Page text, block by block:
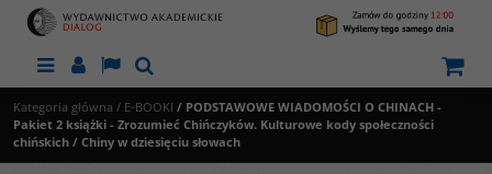
MenuPanelLangSzukaj
Kategoria główna / E-BOOKI / PODSTAWOWE WIADOMOŚCI O CHINACH -
Pakiet 2 książki - Zrozumieć Chińczyków. Kulturowe kody społeczności
chińskich / Chiny w dziesięciu słowach